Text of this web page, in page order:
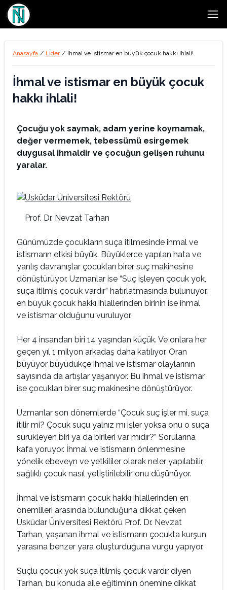
Anasayfa / Lider / İhmal ve istismar en büyük çocuk hakkı ihlali!
İhmal ve istismar en büyük çocuk
hakkı ihlali!
Çocuğu yok saymak, adam yerine koymamak,
değer vermemek, tebessümü esirgemek
duygusal ihmaldir ve çocuğun gelişen ruhunu
yaralar.
Prof. Dr. Nevzat Tarhan
Günümüzde çocukların suça itilmesinde ihmal ve
istismarın etkisi büyük. Büyüklerce yapılan hata ve
yanlış davranışlar çocukları birer suç makinesine
dönüştürüyor. Uzmanlar ise “Suç işleyen çocuk yok,
suça itilmiş çocuk vardır” hatırlatmasında bulunuyor,
en büyük çocuk hakkı ihlallerinden birinin ise ihmal
ve istismar olduğunu vuruluyor.
Her 4 insandan biri 14 yaşından küçük. Ve onlara her
geçen yıl 1 milyon arkadaş daha katılıyor. Oran
büyüyor büyüdükçe ihmal ve istismar olaylarının
sayısında da artışlar yaşanıyor. Bu ihmal ve istismar
ise çocukları birer suç makinesine dönüştürüyor.
Uzmanlar son dönemlerde “Çocuk suç işler mi, suça
itilir mi? Çocuk suçu yalnız mı işler yoksa onu o suça
sürükleyen biri ya da birileri var mıdır?” Sorularına
kafa yoruyor. İhmal ve istismarın önlenmesine
yönelik ebeveyn ve yetkililer olarak neler yapılabilir,
sağlıklı çocuk nasıl yetiştirilebilir onu düşünüyor.
İhmal ve istismarın çocuk hakkı ihlallerinden en
önemlileri arasında bulunduğuna dikkat çeken
Üsküdar Üniversitesi Rektörü Prof. Dr. Nevzat
Tarhan, yaşanan ihmal ve istismarın çocukta kurşun
yarasına benzer yara oluşturduğuna vurgu yapıyor.
Suçlu çocuk yok suça itilmiş çocuk vardır diyen
Tarhan, bu konuda aile eğitiminin önemine dikkat